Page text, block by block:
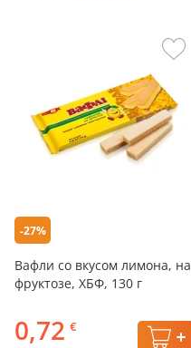
-27%
Вафли со вкусом лимона, на
фруктозе, ХБФ, 130 г
0,72 €